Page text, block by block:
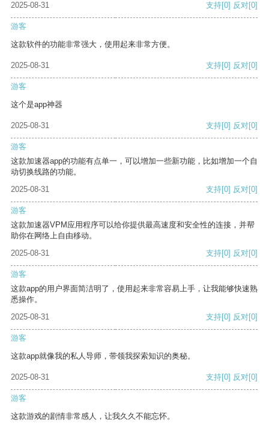
2025-08-31
支持[0] 反对[0]
游客
这款软件的功能非常强大，使用起来非常方便。
2025-08-31 支持[0] 反对[0]
游客
这个是app神器
2025-08-31 支持[0] 反对[0]
游客
这款加速器app的功能有点单一，可以增加一些新功能，比如增加一个自
动切换线路的功能。
2025-08-31
支持[0] 反对[0]
游客
这款加速器VPM应用程序可以给你提供最高速度和安全性的连接，并帮
助你在网络上自由移动。
2025-08-31
支持[0] 反对[0]
游客
这款app的用户界面简洁明了，使用起来非常容易上手，让我能够快速熟
悉操作。
2025-08-31
支持[0] 反对[0]
游客
这款app就像我的私人导师，带领我探索知识的奥秘。
2025-08-31 支持[0] 反对[0]
游客
这款游戏的剧情非常感人，让我久久不能忘怀。